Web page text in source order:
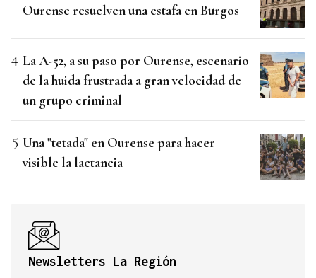
Ourense resuelven una estafa en Burgos
La A-52, a su paso por Ourense, escenario
de la huida frustrada a gran velocidad de
un grupo criminal
Una "tetada" en Ourense para hacer
visible la lactancia
Newsletters La Región